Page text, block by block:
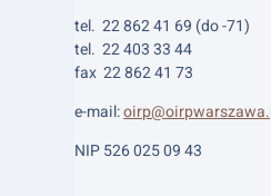
tel. 22 862 41 69 (do -71)
tel. 22 403 33 44
fax 22 862 41 73
e-mail:
NIP 526 025 09 43